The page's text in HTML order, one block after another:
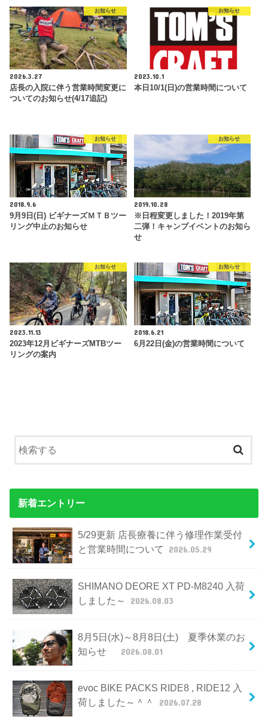
お知らせ
2026.3.27
店長の入院に伴う営業時間変更に
ついてのお知らせ(4/17追記)
お知らせ
2023.10.1
本日10/1(日)の営業時間について
お知らせ
2018.9.6
9月9日(日) ビギナーズＭＴＢツー
リング中止のお知らせ
お知らせ
2019.10.28
※日程変更しました！2019年第
二弾！キャンプイベントのお知ら
せ
お知らせ
2023.11.13
2023年12月ビギナーズMTBツー
リングの案内
お知らせ
2018.6.21
6月22日(金)の営業時間について
新着エントリー
5/29更新 店長療養に伴う修理作業受付
と営業時間について
2026.05.29
SHIMANO DEORE XT PD-M8240 入荷
しました～
2026.08.03
8月5日(水)～8月8日(土) 夏季休業のお
知らせ
2026.08.01
evoc BIKE PACKS RIDE8 , RIDE12 入
荷しました～＾＾
2026.07.28